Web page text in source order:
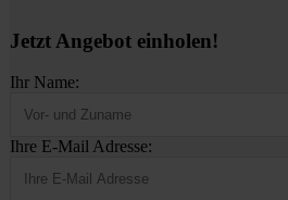
Jetzt Angebot einholen!
Ihr Name:
Ihre E-Mail Adresse: